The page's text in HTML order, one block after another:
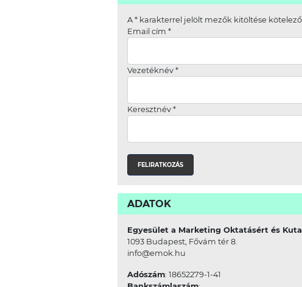
A *karakterrel jelölt mezők kitöltése kötelező
Email cím *
Vezetéknév *
Keresztnév *
ADATOK
Egyesület a Marketing Oktatásért és
1093 Budapest, Fővám tér 8.
info@emok.hu
Adószám: 18652279-1-41